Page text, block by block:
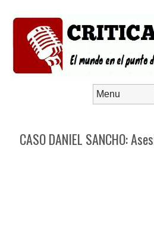
CASO DANIEL SANCHO: